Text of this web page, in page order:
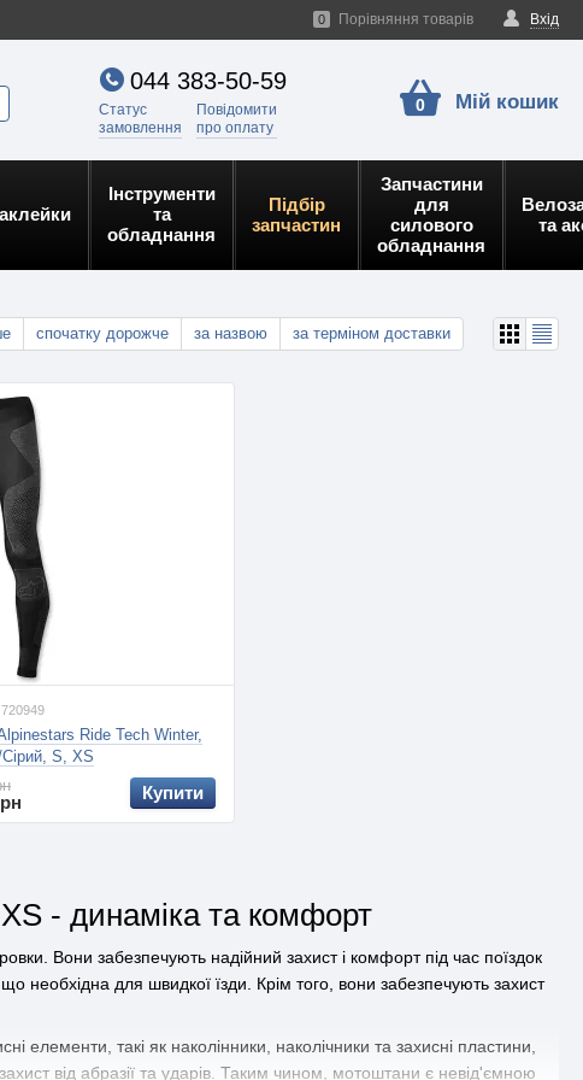
Вхід
0 Порівняння товарів
044 383-50-59
Статус
замовлення
Повідомити
про оплату
0 Мій кошик
Інструменти
та
обладнання
Підбір
запчастин
Запчастини
для
силового
обладнання
та
- динаміка та комфорт
Вони забезпечують надійний захист і комфорт під час поїздок
необхідна для швидкої їзди. Крім того, вони забезпечують захист
елементи, такі як наколінники, наколічники та захисні пластини,
від абразії та ударів. Таким чином, мотоштани є невід'ємною
спочатку дорожче за назвою за терміном доставки
Ride Tech Winter,
S, XS
Купити